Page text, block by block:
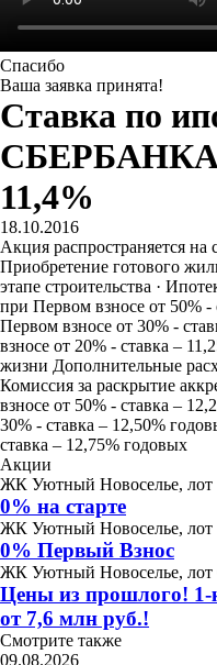
Спасибо
Ваша заявка принята!
Ставка по
СБЕРБАНКА
11,4%
18.10.2016
Акция распространяется
Приобретение готового
этапе строительства ·
при Первом взносе от 50%
Первом взносе от 30% -
взносе от 20% - ставка –
жизни Дополнительные
Комиссия за раскрытие
взносе от 50% - ставка –
30% - ставка – 12,50%
ставка – 12,75% годовых
Акции
ЖК Уютный Новоселье, лот
0% на старте
ЖК Уютный Новоселье, лот
0% Первый Взнос
ЖК Уютный Новоселье, лот
Цены из прошлого! 1-
от 7,6 млн руб.!
Смотрите также
09.08.2026